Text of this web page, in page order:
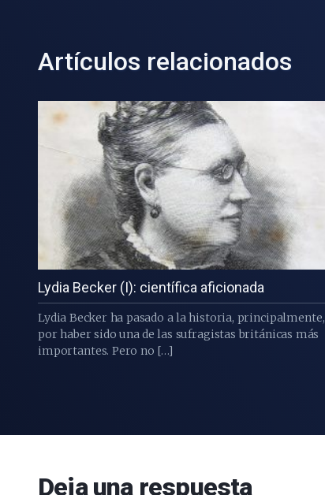
Artículos relacionados
Lydia Becker (I): científica aficionada
Lydia Becker ha pasado a la historia, principalmente,
por haber sido una de las sufragistas británicas más
importantes. Pero no […]
Deja una respuesta